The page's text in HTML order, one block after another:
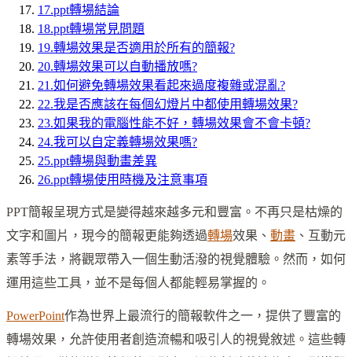
17.ppt轉場結論
18.ppt轉場常見問題
19.轉場效果是否適用於所有的簡報?
20.轉場效果可以自動播放嗎?
21 .如何避免轉場效果看起來過度複雜或混亂?
22.我是否應該在每個幻燈片中都使用轉場效果?
23.如果我的電腦性能不好，轉場效果會不會卡頓?
24.我可以自定義轉場效果嗎?
25.ppt轉場與動畫差異
26.ppt轉場使用時機及注意事項
PPT簡報呈現方式是變得越來越多元和豐富。不再只是枯燥的
文字和圖片，現今的簡報更能夠透過轉場效果、 動畫 、互動元
素等手法，將觀眾帶入一個生動活潑的視覺體驗。然而，如何
運用這些工具，並不是每個人都能輕易掌握的。
PowerPoint作為世界上最流行的簡報軟件之一，提供了豐富的
轉場效果，允許使用者創造流暢和吸引人的視覺敘述。這些轉